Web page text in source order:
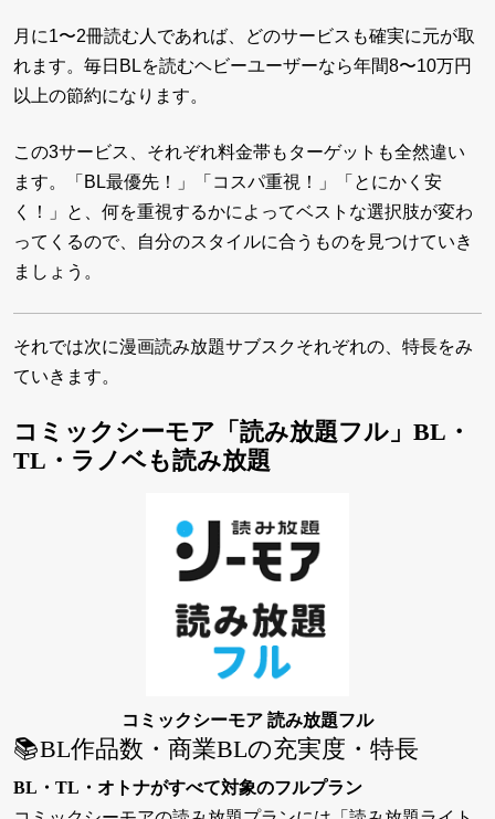
月に1〜2冊読む人であれば、どのサービスも確実に元が取
れます。毎日BLを読むヘビーユーザーなら年間8〜10万円
以上の節約になります。
この3サービス、それぞれ料金帯もターゲットも全然違い
ます。「BL最優先！」「コスパ重視！」「とにかく安
く！」と、何を重視するかによってベストな選択肢が変わ
ってくるので、自分のスタイルに合うものを見つけていき
ましょう。
それでは次に漫画読み放題サブスクそれぞれの、特長をみ
ていきます。
コミックシーモア「読み放題フル」BL・
TL・ラノベも読み放題
コミックシーモア 読み放題フル
📚BL作品数・商業BLの充実度・特長
BL・TL・オトナがすべて対象のフルプラン